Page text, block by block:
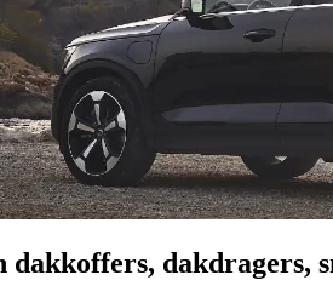
dakdragers,